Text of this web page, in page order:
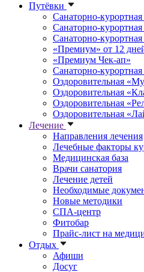
Путёвки
Санаторно-
Санаторно-
Санаторно-
«Премиум» от 12
«Премиум Чек-ап»
Санаторно-
Оздоровительная
Оздоровительная
Оздоровительная
Оздоровительная
Лечение
Направления лечения
Лечебные факторы
Медицинская база
Врачи санатория
Лечение детей
Необходимые
Новые методики
СПА-центр
Фитобар
Прайс-лист на
Отдых
Афиши
Досуг